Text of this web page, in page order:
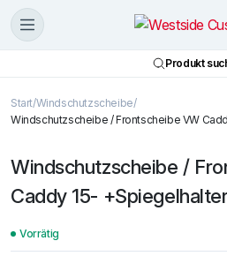
Produkt
Start Windschutzscheibe
Windschutzscheibe / Frontscheibe VW
Windschutzscheibe /
Caddy 15-
Vorrätig